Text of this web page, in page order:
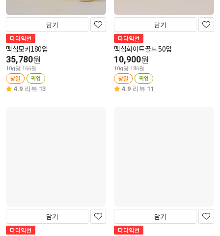
담기
다다익선
맥심모카180입
35,780원
10g당 166원
당일 픽업
4.9 리뷰 13
담기
다다익선
맥심화이트골드 50입
10,900원
10g당 186원
당일 픽업
4.9 리뷰 11
담기
다다익선
담기
다다익선